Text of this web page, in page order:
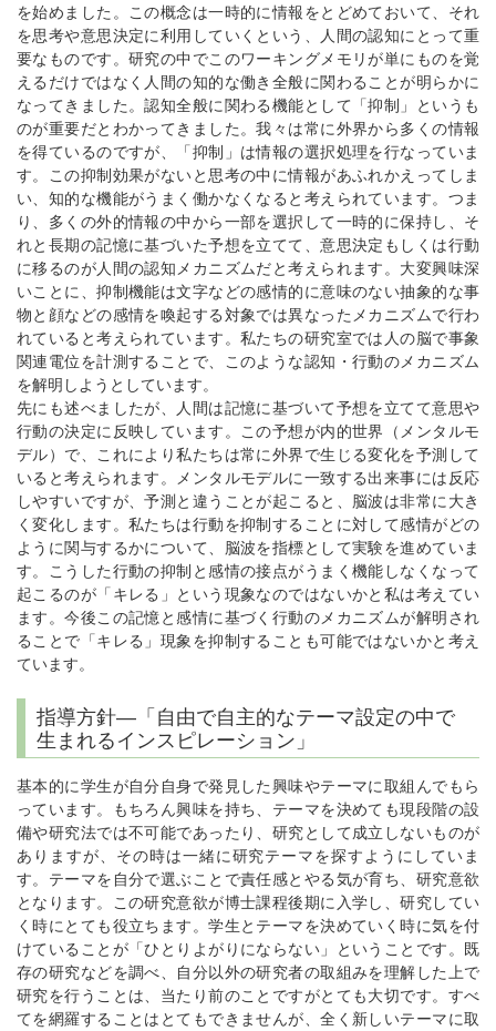
を始めました。この概念は一時的に情報をとどめておいて、それ
を思考や意思決定に利用していくという、人間の認知にとって重
要なものです。研究の中でこのワーキングメモリが単にものを覚
えるだけではなく人間の知的な働き全般に関わることが明らかに
なってきました。認知全般に関わる機能として「抑制」というも
のが重要だとわかってきました。我々は常に外界から多くの情報
を得ているのですが、「抑制」は情報の選択処理を行なっていま
す。この抑制効果がないと思考の中に情報があふれかえってしま
い、知的な機能がうまく働かなくなると考えられています。つま
り、多くの外的情報の中から一部を選択して一時的に保持し、そ
れと長期の記憶に基づいた予想を立てて、意思決定もしくは行動
に移るのが人間の認知メカニズムだと考えられます。大変興味深
いことに、抑制機能は文字などの感情的に意味のない抽象的な事
物と顔などの感情を喚起する対象では異なったメカニズムで行わ
れていると考えられています。私たちの研究室では人の脳で事象
関連電位を計測することで、このような認知・行動のメカニズム
を解明しようとしています。
先にも述べましたが、人間は記憶に基づいて予想を立てて意思や
行動の決定に反映しています。この予想が内的世界（メンタルモ
デル）で、これにより私たちは常に外界で生じる変化を予測して
いると考えられます。メンタルモデルに一致する出来事には反応
しやすいですが、予測と違うことが起こると、脳波は非常に大き
く変化します。私たちは行動を抑制することに対して感情がどの
ように関与するかについて、脳波を指標として実験を進めていま
す。こうした行動の抑制と感情の接点がうまく機能しなくなって
起こるのが「キレる」という現象なのではないかと私は考えてい
ます。今後この記憶と感情に基づく行動のメカニズムが解明され
ることで「キレる」現象を抑制することも可能ではないかと考え
ています。
指導方針―「自由で自主的なテーマ設定の中で
生まれるインスピレーション」
基本的に学生が自分自身で発見した興味やテーマに取組んでもら
っています。もちろん興味を持ち、テーマを決めても現段階の設
備や研究法では不可能であったり、研究として成立しないものが
ありますが、その時は一緒に研究テーマを探すようにしていま
す。テーマを自分で選ぶことで責任感とやる気が育ち、研究意欲
となります。この研究意欲が博士課程後期に入学し、研究してい
く時にとても役立ちます。学生とテーマを決めていく時に気を付
けていることが「ひとりよがりにならない」ということです。既
存の研究などを調べ、自分以外の研究者の取組みを理解した上で
研究を行うことは、当たり前のことですがとても大切です。すべ
てを網羅することはとてもできませんが、全く新しいテーマに取